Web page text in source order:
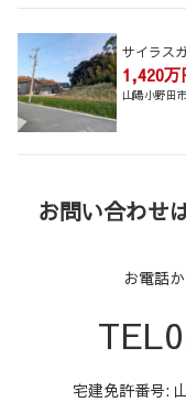
サイラス
1,420万
山陽小野田
お問い合わせ
お電話
宅建免許番号: